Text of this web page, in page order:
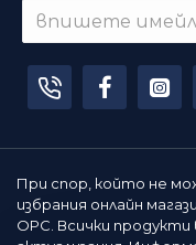
При спор, който не
избрания онлайн
ОРС. Всички